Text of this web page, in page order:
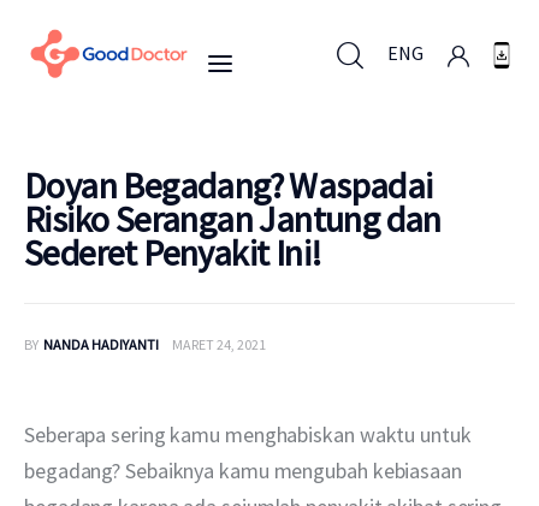
ENG
ENG
Untuk Bisnis
Doyan Begadang? Waspadai
Risiko Serangan Jantung dan
Sederet Penyakit Ini!
BY NANDA HADIYANTI MARET 24, 2021
Seberapa sering kamu menghabiskan waktu untuk
begadang? Sebaiknya kamu mengubah kebiasaan